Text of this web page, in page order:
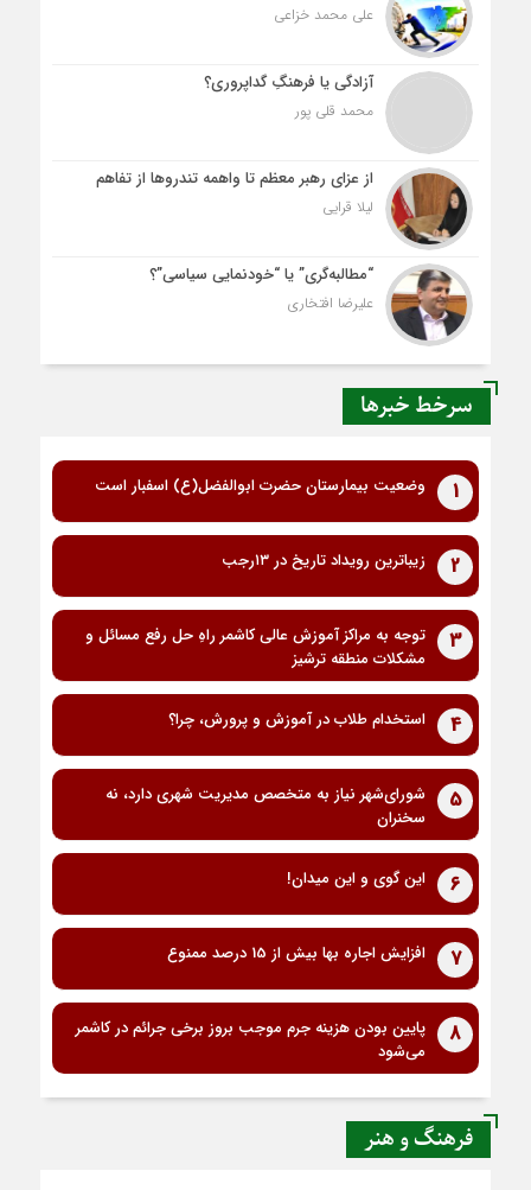
علی محمد خزاعی
آزادگی یا فرهنگِ گداپروری؟
محمد قلی پور
از عزای رهبر معظم تا واهمه تندروها از تفاهم
لیلا قرایی
“مطالبه‌گری” یا “خودنمایی سیاسی”؟
علیرضا افتخاری
سرخط خبرها
1 وضعیت بیمارستان حضرت ابوالفضل(ع) اسفبار است
2 زیباترین رویداد تاریخ در ۱۳رجب
3
توجه به مراکز آموزش عالی کاشمر راهِ حل رفع مسائل و
مشکلات منطقه ترشیز
4 استخدام طلاب در آموزش و پرورش، چرا؟
5
شورای‌شهر نیاز به متخصص مدیریت شهری دارد، نه
سخنران
6 این گوی و این میدان!
7 افزایش اجاره بها بیش از 15 درصد ممنوع
8
پایین بودن هزینه جرم موجب بروز برخی جرائم در کاشمر
می‌شود
فرهنگ و هنر